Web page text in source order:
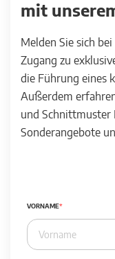
mit
Melden Sie sich
Zugang zu
die Führung eines
Außerdem
und Schnittmuster
Sonderangebote
VORNAME